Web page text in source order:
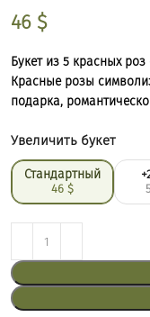
46 $
Букет из 5 красных
Красные розы
подарка,
Увеличить букет
Стандартный
46$